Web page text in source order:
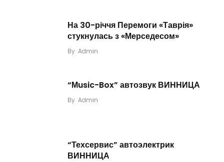
На 30-річчя Перемоги «Таврія»
стукнулась з «Мерседесом»
By Admin
“Мusic-Box” автозвук ВИННИЦА
By Admin
“Техсервис” автоэлектрик
ВИННИЦА